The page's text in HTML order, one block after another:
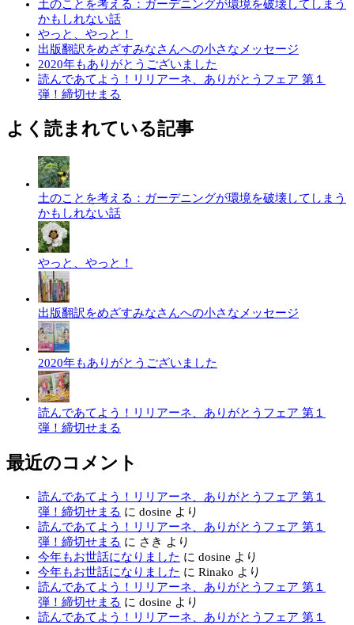
土のことを考える：ガーデニングが環境を破壊してしまう
かもしれない話
やっと、やっと！
出版翻訳をめざすみなさんへの小さなメッセージ
2020年もありがとうございました
読んであてよう！リリアーネ、ありがとうフェア 第１
弾！締切せまる
よく読まれている記事
土のことを考える：ガーデニングが環境を破壊してしまう
かもしれない話
やっと、やっと！
出版翻訳をめざすみなさんへの小さなメッセージ
2020年もありがとうございました
読んであてよう！リリアーネ、ありがとうフェア 第１
弾！締切せまる
最近のコメント
読んであてよう！リリアーネ、ありがとうフェア 第１
弾！締切せまる に dosine より
読んであてよう！リリアーネ、ありがとうフェア 第１
弾！締切せまる に さき より
今年もお世話になりました に dosine より
今年もお世話になりました に Rinako より
読んであてよう！リリアーネ、ありがとうフェア 第１
弾！締切せまる に dosine より
読んであてよう！リリアーネ、ありがとうフェア 第１